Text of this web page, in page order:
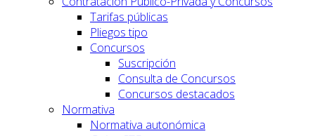
Tarifas públicas
Pliegos tipo
Concursos
Suscripción
Consulta de Concursos
Concursos destacados
Normativa
Normativa autonómica